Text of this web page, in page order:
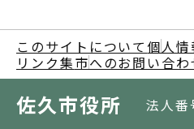
このサイトについて 個人
リンク集市へのお問い合わ
佐久市役所 法人